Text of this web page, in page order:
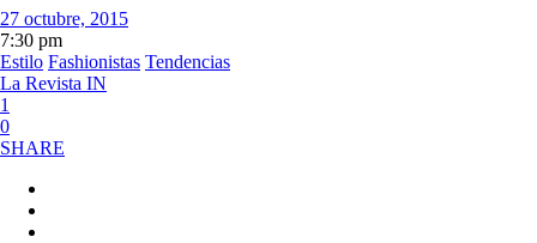
27 octubre, 2015
7:30 pm
Estilo Fashionistas Tendencias
La Revista IN
1
0
SHARE